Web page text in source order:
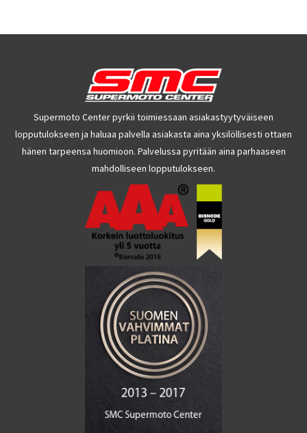
Supermoto Center pyrkii toimiessaan asiakastyytyväiseen
lopputulokseen ja haluaa palvella asiakasta aina yksilöllisesti ottaen
hänen tarpeensa huomioon. Palvelussa pyritään aina parhaaseen
mahdolliseen lopputulokseen.